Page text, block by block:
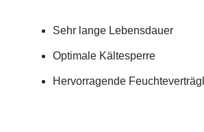
Sehr lange Lebensdauer
Optimale Kältesperre
Hervorragende